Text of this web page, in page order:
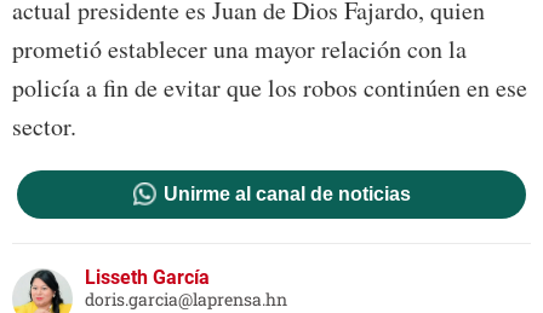
actual presidente es Juan de Dios Fajardo, quien
prometió establecer una mayor relación con la
policía a fin de evitar que los robos continúen en ese
sector.
Unirme al canal de noticias
Lisseth García
doris.garcia@laprensa.hn